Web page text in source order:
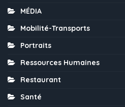
MÉDIA
Mobilité-Transports
Portraits
Ressources Humaines
Restaurant
Santé